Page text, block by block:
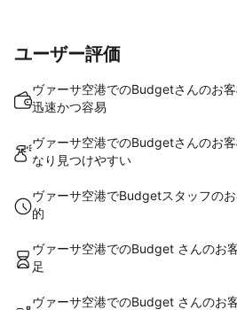
ユーザー評価
ヴァーサ空港でのBudgetさんのお
迅速かつ容易
ヴァーサ空港でのBudgetさんのお
なり見つけやすい
ヴァーサ空港でBudgetスタッフの
的
ヴァーサ空港でのBudget さんのお
足
ヴァーサ空港でのBudget さんのお